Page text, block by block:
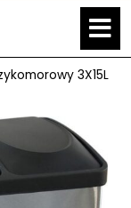
3X15L